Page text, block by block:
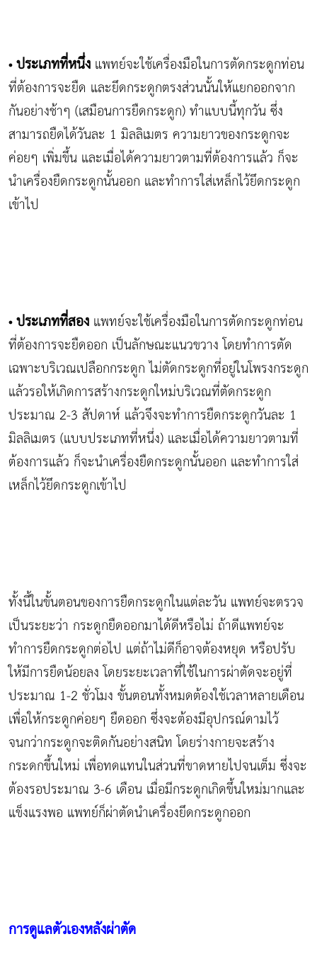
•ประเภทที่หนึ่ง แพทย์จะใช้เครื่องมือในการตัดกระดูกท่อน
ที่ต้องการจะยืด และยึดกระดูกตรงส่วนนั้นให้แยกออกจาก
กันอย่างช้าๆ (เสมือนการยืดกระดูก) ทำแบบนี้ทุกวัน ซึ่ง
สามารถยืดได้วันละ 1 มิลลิเมตร ความยาวของกระดูกจะ
ค่อยๆ เพิ่มขึ้น และเมื่อได้ความยาวตามที่ต้องการแล้ว ก็จะ
นำเครื่องยืดกระดูกนั้นออก และทำการใส่เหล็กไว้ยึดกระดูก
เข้าไป
•ประเภทที่สอง แพทย์จะใช้เครื่องมือในการตัดกระดูกท่อน
ที่ต้องการจะยืดออก เป็นลักษณะแนวขวาง โดยทำการตัด
เฉพาะบริเวณเปลือกกระดูก ไม่ตัดกระดูกที่อยู่ในโพรงกระดูก
แล้วรอให้เกิดการสร้างกระดูกใหม่บริเวณที่ตัดกระดูก
ประมาณ 2-3 สัปดาห์ แล้วจึงจะทำการยืดกระดูกวันละ 1
มิลลิเมตร (แบบประเภทที่หนึ่ง) และเมื่อได้ความยาวตามที่
ต้องการแล้ว ก็จะนำเครื่องยืดกระดูกนั้นออก และทำการใส่
เหล็กไว้ยึดกระดูกเข้าไป
ทั้งนี้ในขั้นตอนของการยืดกระดูกในแต่ละวัน แพทย์จะตรวจ
เป็นระยะว่า กระดูกยืดออกมาได้ดีหรือไม่ ถ้าดีแพทย์จะ
ทำการยืดกระดูกต่อไป แต่ถ้าไม่ดีก็อาจต้องหยุด หรือปรับ
ให้มีการยืดน้อยลง โดยระยะเวลาที่ใช้ในการผ่าตัดจะอยู่ที่
ประมาณ 1-2 ชั่วโมง ขั้นตอนทั้งหมดต้องใช้เวลาหลายเดือน
เพื่อให้กระดูกค่อยๆ ยืดออก ซึ่งจะต้องมีอุปกรณ์ดามไว้
จนกว่ากระดูกจะติดกันอย่างสนิท โดยร่างกายจะสร้าง
กระดกขึ้นใหม่ เพื่อทดแทนในส่วนที่ขาดหายไปจนเต็ม ซึ่งจะ
ต้องรอประมาณ 3-6 เดือน เมื่อมีกระดูกเกิดขึ้นใหม่มากและ
แข็งแรงพอ แพทย์ก็ผ่าตัดนำเครื่องยึดกระดูกออก
การดูแลตัวเองหลังผ่าตัด